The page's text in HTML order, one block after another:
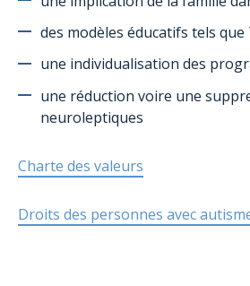
des modèles éducatifs tels que
une individualisation des
une réduction voire une
neuroleptiques
Charte des valeurs
Droits des personnes avec